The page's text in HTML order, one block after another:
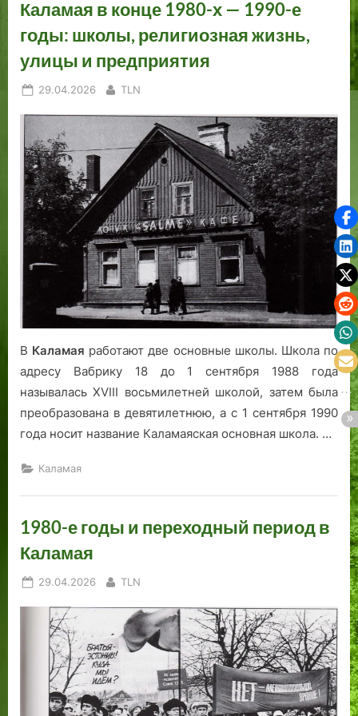
Каламая в конце 1980-х — 1990-е
годы: школы, религиозная жизнь,
улицы и предприятия
Posted
29.04.2026 By
TLN
В Каламая работают две основные школы. Школа по
адресу Вабрику 18 до 1 сентября 1988 года
называлась XVIII восьмилетней школой, затем была
преобразована в девятилетнюю, а с 1 сентября 1990
года носит название Каламаяская основная школа. …
Каламая
1980-е годы и переходный период в
Каламая
Posted
29.04.2026 By
TLN